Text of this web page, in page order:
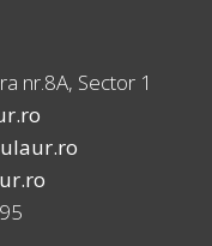
nr.8A, Sector 1